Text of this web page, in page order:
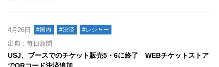
4月26日 #国内 #決済 #レジャー
出典：毎日新聞
USJ、ブースでのチケット販売5・6に終了 WEBチケットストア